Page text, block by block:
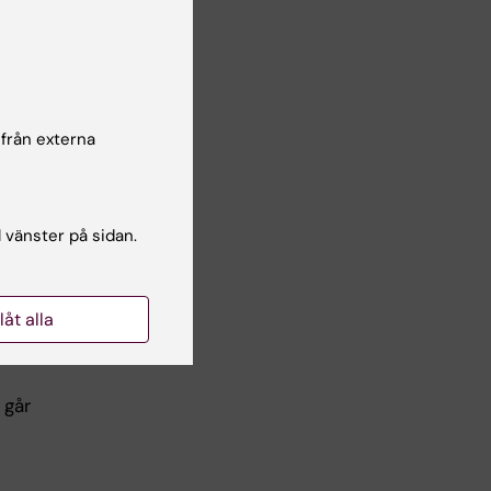
externa
på sidan.
alla